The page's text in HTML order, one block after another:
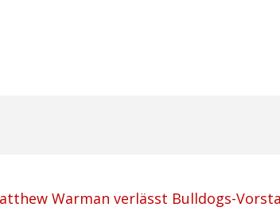
Warman verlässt Bulldogs-